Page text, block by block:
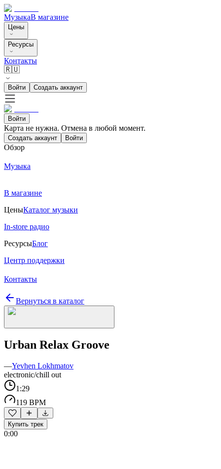
МузыкаВ магазине
Цены
Ресурсы
Контакты
🇷🇺
Войти Создать аккаунт
Войти
Карта не нужна. Отмена в любой момент.
Создать аккаунт Войти
Обзор
Музыка
В магазине
ЦеныКаталог музыки
In-store радио
РесурсыБлог
Центр поддержки
Контакты
Вернуться в каталог
Urban Relax Groove
—Yevhen Lokhmatov
electronic/chill out
1:29
119 BPM
Купить трек
0:00